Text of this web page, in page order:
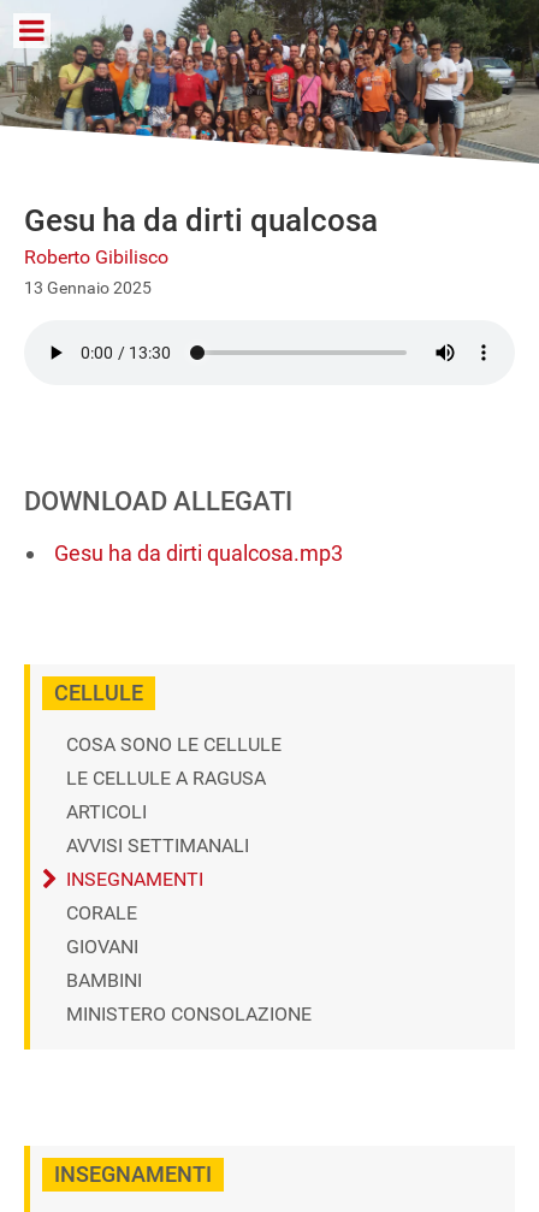
Gesu ha da dirti qualcosa
Roberto Gibilisco
13 Gennaio 2025
DOWNLOAD ALLEGATI
Gesu ha da dirti qualcosa.mp3
CELLULE
COSA SONO LE CELLULE
LE CELLULE A RAGUSA
ARTICOLI
AVVISI SETTIMANALI
INSEGNAMENTI
CORALE
GIOVANI
BAMBINI
MINISTERO CONSOLAZIONE
INSEGNAMENTI